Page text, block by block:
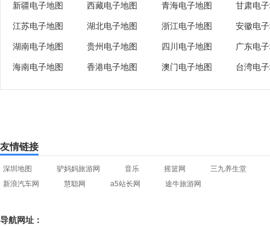
新疆电子地图 西藏电子地图 青海电子地图 甘肃电
江苏电子地图 湖北电子地图 浙江电子地图 安徽电
湖南电子地图 贵州电子地图 四川电子地图 广东电
海南电子地图 香港电子地图 澳门电子地图 台湾电
友情链接
深圳地图 驴妈妈旅游网 音乐 摇篮网
三九养生堂
新浪汽车网
慧聪网 a5站长网 途牛旅游网
导航网址：